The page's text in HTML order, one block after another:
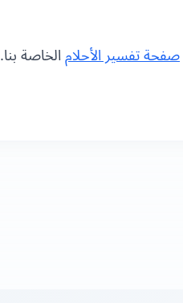
صفحة تفسير الأحلام الخاصة بنا.